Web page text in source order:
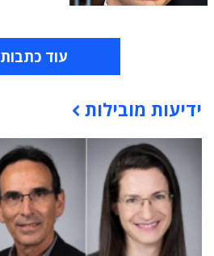
עוד כתבות
תוכן פרסומי
ידיעות מובילות